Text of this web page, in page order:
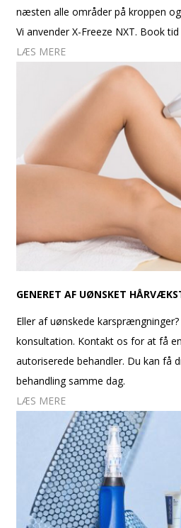
næsten alle områder på kroppen
Vi anvender X-Freeze NXT. Book
LÆS MERE
GENERET AF UØNSKET
Eller af uønskede
konsultation. Kontakt os for at få
autoriserede behandler. Du kan få
behandling samme dag.
LÆS MERE